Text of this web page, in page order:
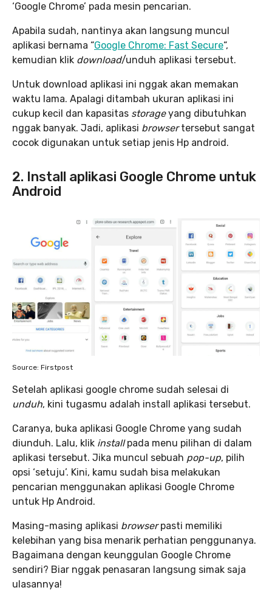
‘Google Chrome’ pada mesin pencarian.
Apabila sudah, nantinya akan langsung muncul
aplikasi bernama “Google Chrome: Fast Secure“,
kemudian klik download/unduh aplikasi tersebut.
Untuk download aplikasi ini nggak akan memakan
waktu lama. Apalagi ditambah ukuran aplikasi ini
cukup kecil dan kapasitas storageyang dibutuhkan
nggak banyak. Jadi, aplikasi browsertersebut sangat
cocok digunakan untuk setiap jenis Hp android.
2. Install aplikasi Google Chrome untuk
Android
Source: Firstpost
Setelah aplikasi google chrome sudah selesai di
unduh, kini tugasmu adalah install aplikasi tersebut.
Caranya, buka aplikasi Google Chrome yang sudah
diunduh. Lalu, klik installpada menu pilihan di dalam
aplikasi tersebut. Jika muncul sebuah pop-up, pilih
opsi ‘setuju’. Kini, kamu sudah bisa melakukan
pencarian menggunakan aplikasi Google Chrome
untuk Hp Android.
Masing-masing aplikasi browserpasti memiliki
kelebihan yang bisa menarik perhatian penggunanya.
Bagaimana dengan keunggulan Google Chrome
sendiri? Biar nggak penasaran langsung simak saja
ulasannya!